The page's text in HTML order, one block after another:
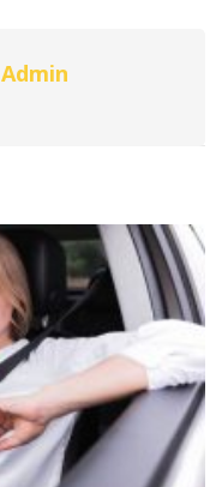
Admin